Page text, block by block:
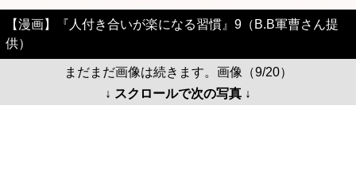
【漫画】『人付き合いが楽になる習慣』9（B.B軍曹さん提
供）
まだまだ画像は続きます。画像（9/20）
↓ スクロールで次の写真 ↓